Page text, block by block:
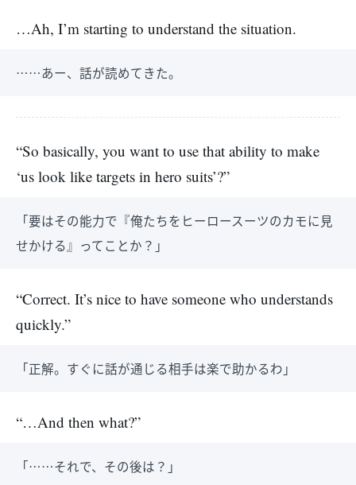
…Ah, I’m starting to understand the situation.
……あー、話が読めてきた。
“So basically, you want to use that ability to make
‘us look like targets in hero suits’?”
「要はその能力で『俺たちをヒーロースーツのカモに見
せかける』ってことか？」
“Correct. It’s nice to have someone who understands
quickly.”
「正解。すぐに話が通じる相手は楽で助かるわ」
“…And then what?”
「……それで、その後は？」